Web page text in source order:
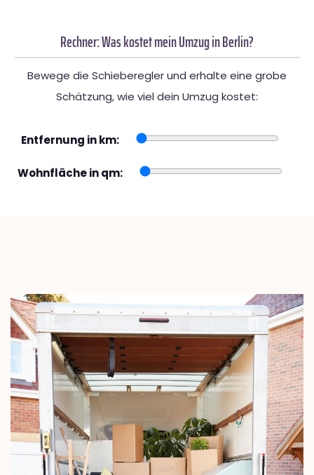
Rechner: Was kostet mein Umzug in Berlin?
Bewege die Schieberegler und erhalte eine grobe
Schätzung, wie viel dein Umzug kostet:
Entfernung in km:
Wohnfläche in qm: